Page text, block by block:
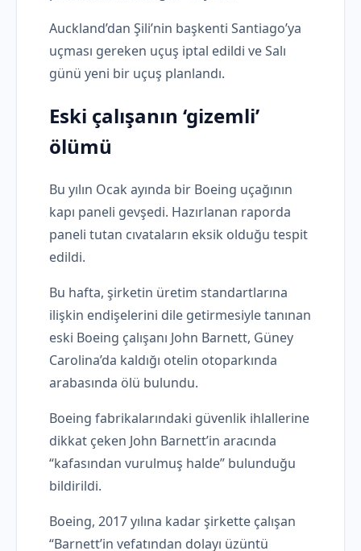
Auckland’dan Şili’nin başkenti Santiago’ya
uçması gereken uçuş iptal edildi ve Salı
günü yeni bir uçuş planlandı.
Eski çalışanın ‘gizemli’
ölümü
Bu yılın Ocak ayında bir Boeing uçağının
kapı paneli gevşedi. Hazırlanan raporda
paneli tutan cıvataların eksik olduğu tespit
edildi.
Bu hafta, şirketin üretim standartlarına
ilişkin endişelerini dile getirmesiyle tanınan
eski Boeing çalışanı John Barnett, Güney
Carolina’da kaldığı otelin otoparkında
arabasında ölü bulundu.
Boeing fabrikalarındaki güvenlik ihlallerine
dikkat çeken John Barnett’in aracında
“kafasından vurulmuş halde” bulunduğu
bildirildi.
Boeing, 2017 yılına kadar şirkette çalışan
“Barnett’in vefatından dolayı üzüntü